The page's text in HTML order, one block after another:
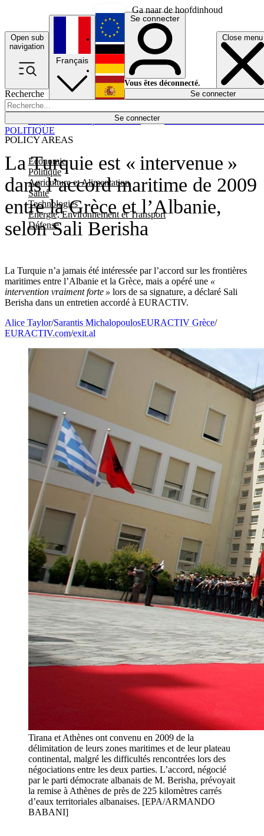
Ga naar de hoofdinhoud
Open sub
navigation
Close menu
Recherche
Se connecter
POLICY AREAS
Economie
Politique
Agriculture et Alimentation
Santé
Technologies
Energie, Environnement et Transport
Défense
Économie
Français
English
Deutsch
Español
Se connecter
Vous êtes déconnecté.
Se connecter
La Turquie est « intervenue »
dans l’accord maritime de 2009
entre la Grèce et l’Albanie,
selon Sali Berisha
La Turquie n’a jamais été intéressée par l’accord sur les frontières
maritimes entre l’Albanie et la Grèce, mais a opéré une «
intervention vraiment forte » lors de sa signature, a déclaré Sali
Berisha dans un entretien accordé à EURACTIV.
POLITIQUE
Alice Taylor/Sarantis MichalopoulosEURACTIV Grèce/
EURACTIV.com/exit.al
Tirana et Athènes ont convenu en 2009 de la
délimitation de leurs zones maritimes et de leur plateau
continental, malgré les difficultés rencontrées lors des
négociations entre les deux parties. L’accord, négocié
par le parti démocrate albanais de M. Berisha, prévoyait
la remise à Athènes de près de 225 kilomètres carrés
d’eaux territoriales albanaises. [EPA/ARMANDO
BABANI]